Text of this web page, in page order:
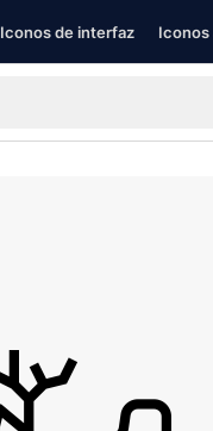
Iconos de interfaz Iconos